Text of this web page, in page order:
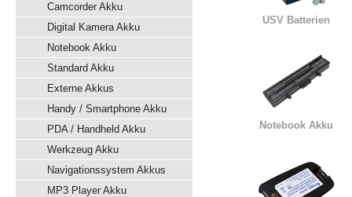
Camcorder Akku
Digital Kamera Akku
Notebook Akku
Standard Akku
Externe Akkus
Handy / Smartphone Akku
PDA / Handheld Akku
Werkzeug Akku
Navigationssystem Akkus
MP3 Player Akku
USV Batterien
Notebook Akku